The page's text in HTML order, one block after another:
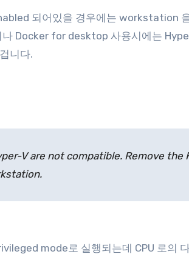
되어있을 경우에는 workstation
Docker for desktop 사용시에는
니다.
V are not compatible. Remove
mode로 실행되는데 CPU 로의